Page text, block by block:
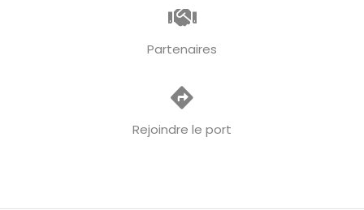
Partenaires
Rejoindre le port